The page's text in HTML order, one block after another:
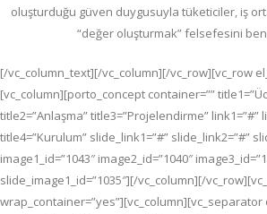
oluşturduğu güven duygusuyla tüketiciler, iş
“değer oluşturmak” felsefesini
[/vc_column_text][/vc_column][/vc_row][vc_row
[vc_column][porto_concept container=””
title2=”Anlaşma” title3=”Projelendirme” link1=”#”
title4=”Kurulum” slide_link1=”#” slide_link2=”#”
image1_id=”1043″ image2_id=”1040″
slide_image1_id=”1035″][/vc_column][/
wrap_container=”yes”][vc_column][vc_separator